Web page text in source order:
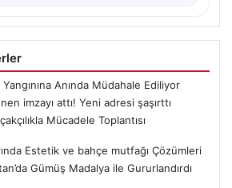
Yangınına Anında Müdahale Ediliyor
imzayı attı! Yeni adresi şaşırttı
Mücadele Toplantısı
Estetik ve bahçe mutfağı Çözümleri
Gümüş Madalya ile Gururlandırdı